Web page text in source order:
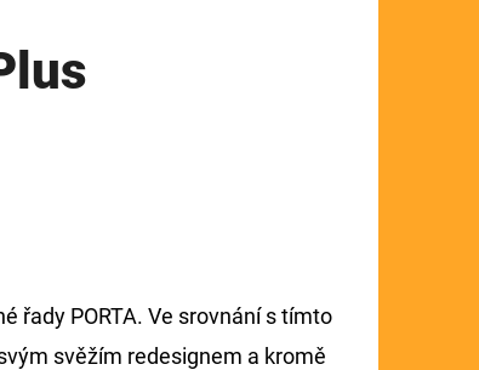
řady PORTA. Ve srovnání s tímto
svěžím redesignem a kromě